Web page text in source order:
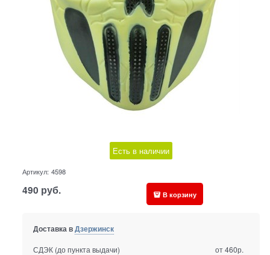
Есть в наличии
Артикул: 4598
490 руб. В корзину
Доставка вДзержинск
СДЭК (до пункта выдачи)
от 460р.